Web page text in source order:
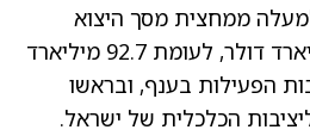
ממחצית מסך היצוא
הישראלי, צפוי לרשום צמיחה של 9% ביחס לשנה קודמת ולהגיע לכדי 101 מיליארד דולר, לעומת 92.7 מיליארד
הפעילות בענף, ובראשו
הכלכלית של ישראל.